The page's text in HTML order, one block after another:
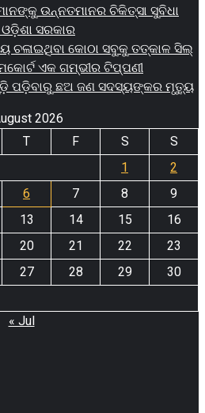
ଉନ୍ନତମାନର ଚିକିତ୍ସା ସୁବିଧା
ସରକାର
ଚଳାଇଥିବା କୋଠା ସବୁକୁ ତତ୍କାଳ ସିଲ୍‌
ଏକ ଗମ୍ଭୀର ଟିପ୍ପଣୀ
ପଡ଼ିବାରୁ ଛଅ ଜଣ ସଦସ୍ୟଙ୍କର ମୃତ୍ୟୁ
2026
T F S
S
1
2
6 7 8
9
13 14 15
16
20 21 22
23
27 28 29
30
« Jul